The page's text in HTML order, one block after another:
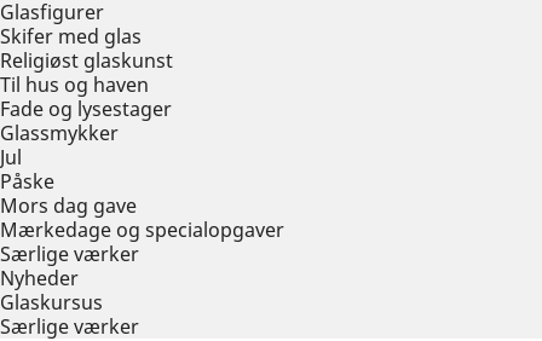
Glasfigurer
Skifer med glas
Religiøst glaskunst
Til hus og haven
Fade og lysestager
Glassmykker
Jul
Påske
Mors dag gave
Mærkedage og specialopgaver
Særlige værker
Nyheder
Glaskursus
Særlige værker